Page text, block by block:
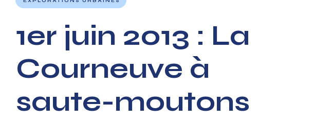
1er juin 2013 : La
Courneuve à
saute-moutons